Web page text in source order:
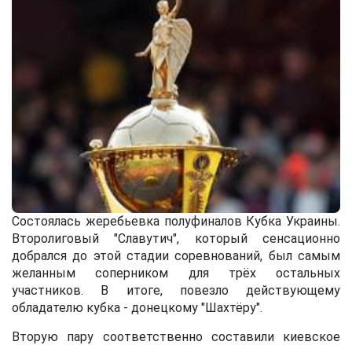
Состоялась жеребьевка полуфиналов Кубка Украины.
Второлиговый "Славутич", который сенсационно
добрался до этой стадии соревнований, был самым
желанным соперником для трёх остальных
участников. В итоге, повезло действующему
обладателю кубка - донецкому "Шахтёру".
Вторую пару соответственно составили киевское